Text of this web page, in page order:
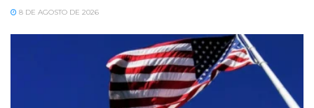
8 DE AGOSTO DE 2026